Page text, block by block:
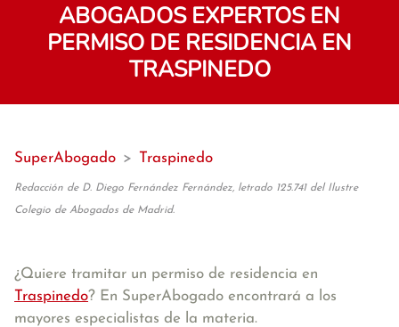
ABOGADOS EXPERTOS EN
PERMISO DE RESIDENCIA EN
TRASPINEDO
SuperAbogado > Traspinedo
Redacción de D. Diego Fernández Fernández, letrado 125.741 del Ilustre
Colegio de Abogados de Madrid.
¿Quiere tramitar un permiso de residencia en
Traspinedo? En SuperAbogado encontrará a los
mayores especialistas de la materia.